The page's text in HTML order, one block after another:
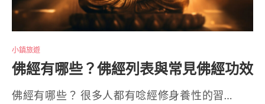
小鎮旅遊
佛經有哪些？佛經列表與常見佛經功效
佛經有哪些？ 很多人都有唸經修身養性的習…